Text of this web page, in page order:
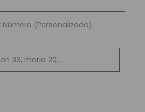
(Personalizado)